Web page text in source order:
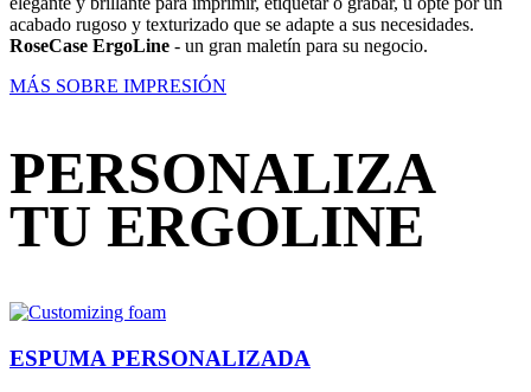
acabado rugoso y texturizado que se adapte a sus necesidades.
RoseCase ErgoLine - un gran maletín para su negocio.
MÁS SOBRE IMPRESIÓN
PERSONALIZA
TU ERGOLINE
ESPUMA PERSONALIZADA